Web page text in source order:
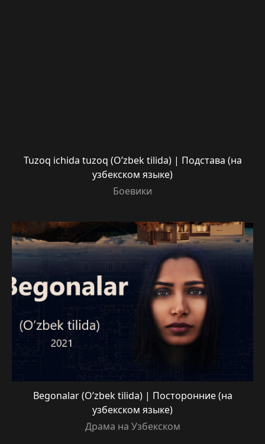
Tuzoq ichida tuzoq (O’zbek tilida) | Подстава (на
узбекском языке)
Боевики
Begonalar (O’zbek tilida) | Посторонние (на
узбекском языке)
Драма на Узбекском